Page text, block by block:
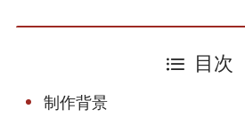
目次
制作背景